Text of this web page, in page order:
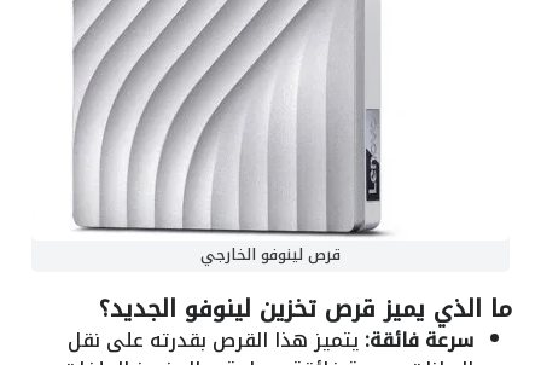
قرص لينوفو الخارجي
ما الذي يميز قرص تخزين لينوفو الجديد؟
سرعة فائقة:يتميز هذا القرص بقدرته على نقل